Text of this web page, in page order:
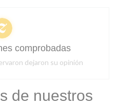
de nuestros
comprobadas
dejaron su opinión